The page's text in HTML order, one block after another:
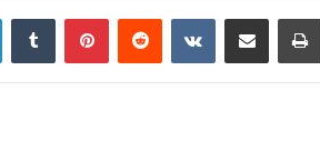
LinkedinTumblr PinterestReddit VK Compartilhar via e-mail